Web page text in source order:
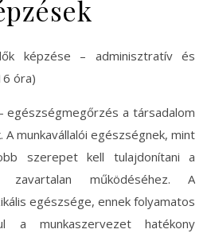
óra)
egészségmegőrzés a társadalom
munkavállalói egészségnek, mint
szerepet kell tulajdonítani a
zavartalan működéséhez. A
egészsége, ennek folyamatos
a munkaszervezet hatékony